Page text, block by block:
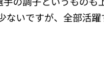
いですが、全部活躍